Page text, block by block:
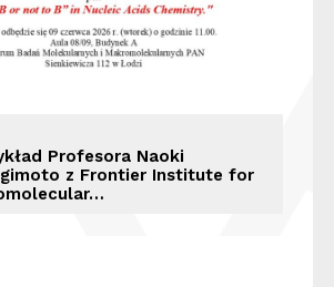
Profesora Naoki
z Frontier Institute for